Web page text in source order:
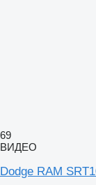
69
ВИДЕО
Dodge RAM